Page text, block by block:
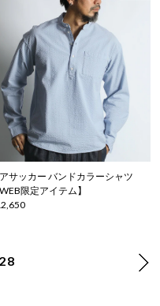
サッカー バンドカラーシャツ
WEB限定アイテム】